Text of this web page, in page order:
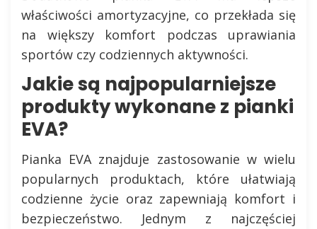
właściwości amortyzacyjne, co przekłada się
na większy komfort podczas uprawiania
sportów czy codziennych aktywności.
Jakie są najpopularniejsze
produkty wykonane z pianki
EVA?
Pianka EVA znajduje zastosowanie w wielu
popularnych produktach, które ułatwiają
codzienne życie oraz zapewniają komfort i
bezpieczeństwo. Jednym z najczęściej